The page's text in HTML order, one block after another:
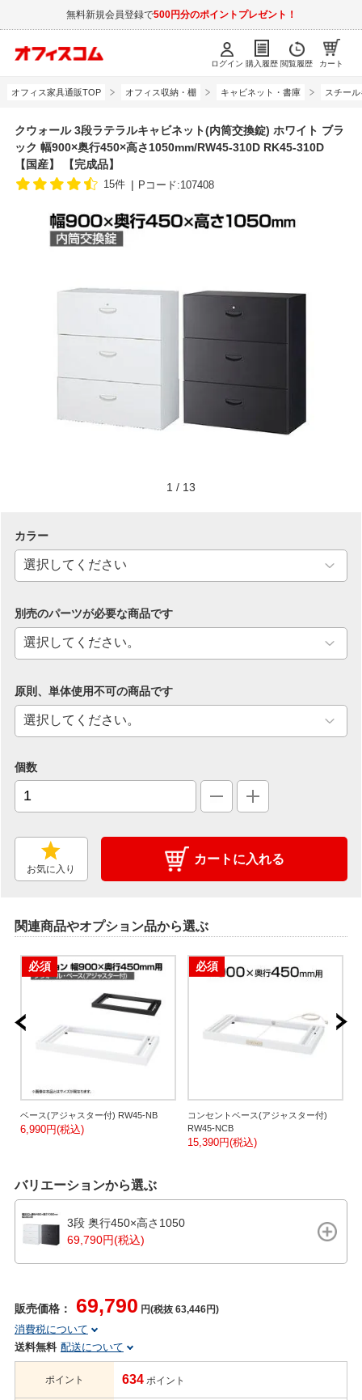
無料新規会員登録で500円分のポイントプレゼント！
ログイン 購入履歴 閲覧履歴 カート
オフィス家具通販TOP オフィス収納・棚 キャビネット・書庫 スチー
クウォール 3段ラテラルキャビネット(内筒交換錠) ホワイト ブラ
ック 幅900×奥行450×高さ1050mm/RW45-310D RK45-310D
【国産】 【完成品】
15件 Pコード:107408
1 / 13
カラー
別売のパーツが必要な商品です
原則、単体使用不可の商品です
個数
お気に入り
カートに入れる
関連商品やオプション品から選ぶ
必須
ベース(アジャスター付) RW45-NB
6,990円(税込)
必須
コンセントベース(アジャスター付)
RW45-NCB
15,390円(税込)
バリエーションから選ぶ
3段 奥行450×高さ1050
69,790円(税込)
販売価格： 69,790 円(税抜 63,446円)
消費税について
送料無料 配送について
ポイント 634 ポイント